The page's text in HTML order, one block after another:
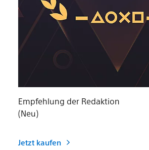
Empfehlung der Redaktion
(Neu)
Jetzt kaufen